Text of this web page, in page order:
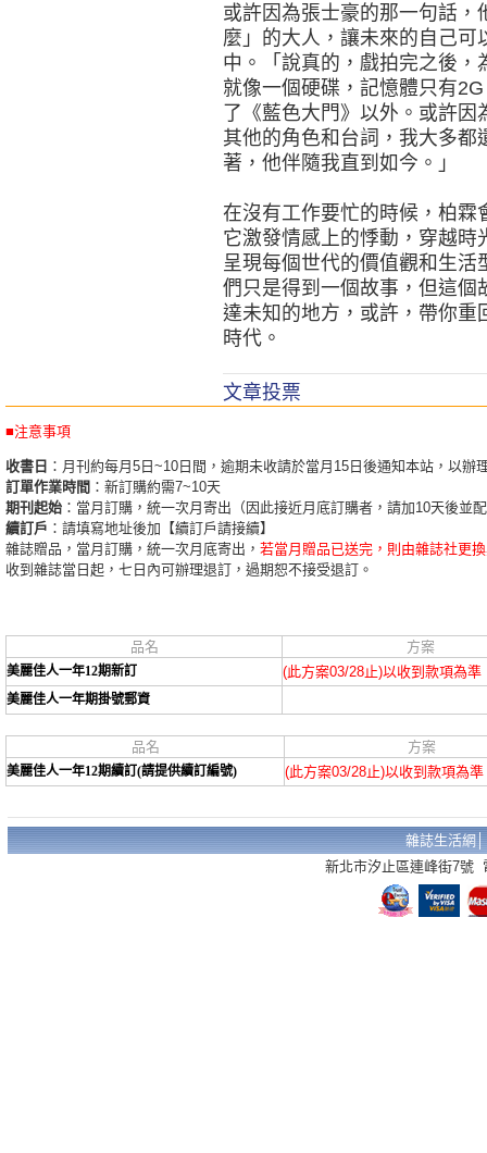
或許因為張士豪的那一句話
麼」的大人，讓未來的自己
中。「說真的，戲拍完之後
就像一個硬碟，記憶體只有
了《藍色大門》以外。或許
其他的角色和台詞，我大多
著，他伴隨我直到如今。」
在沒有工作要忙的時候，柏霖
它激發情感上的悸動，穿越
呈現每個世代的價值觀和生
們只是得到一個故事，但這個
達未知的地方，或許，帶你重
時代。
文章投票
■注意事項
收書日 ：月刊約每月5日~10日間，逾期未收請於當月15日後通知本站，以辦
訂單作業時間 ：新訂購約需7~10天
期刊起始 ：當月訂購，統一次月寄出（因此接近月底訂購者，請加10天後並
續訂戶 ：請填寫地址後加【續訂戶請接續】
雜誌贈品，當月訂購，統一次月底寄出， 若當月贈品已送完，則由雜誌社更
收到雜誌當日起，七日內可辦理退訂，過期恕不接受退訂。
品名 方案
美麗佳人一年12期新訂 (此方案03/28止)以收到款項為準
美麗佳人一年期掛號郵資
品名 方案
美麗佳人一年12期續訂(請提供續訂編號) (此方案03/28止)以收到款項為準
雜誌生活網
新北市汐止區連峰街7號